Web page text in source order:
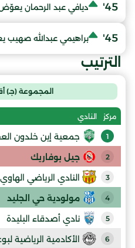
45' ديافي عبد الرحمان
45' براهيمي عبدالله صهيب
الترتيب
المجموعة (جـ) أقل
مركز النادي
1 جمعية إين خلدون
2 جيل بوفاريك
3 النادي الرياضي الهاوي
4 مولودية حي الجليد
5 نادي أصدقاء البليدة
6 الأكادمية الرياضية